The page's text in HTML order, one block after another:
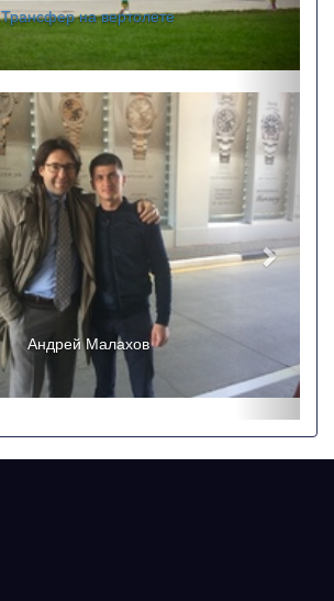
Трансфер на вертолете
Андрей Малахов